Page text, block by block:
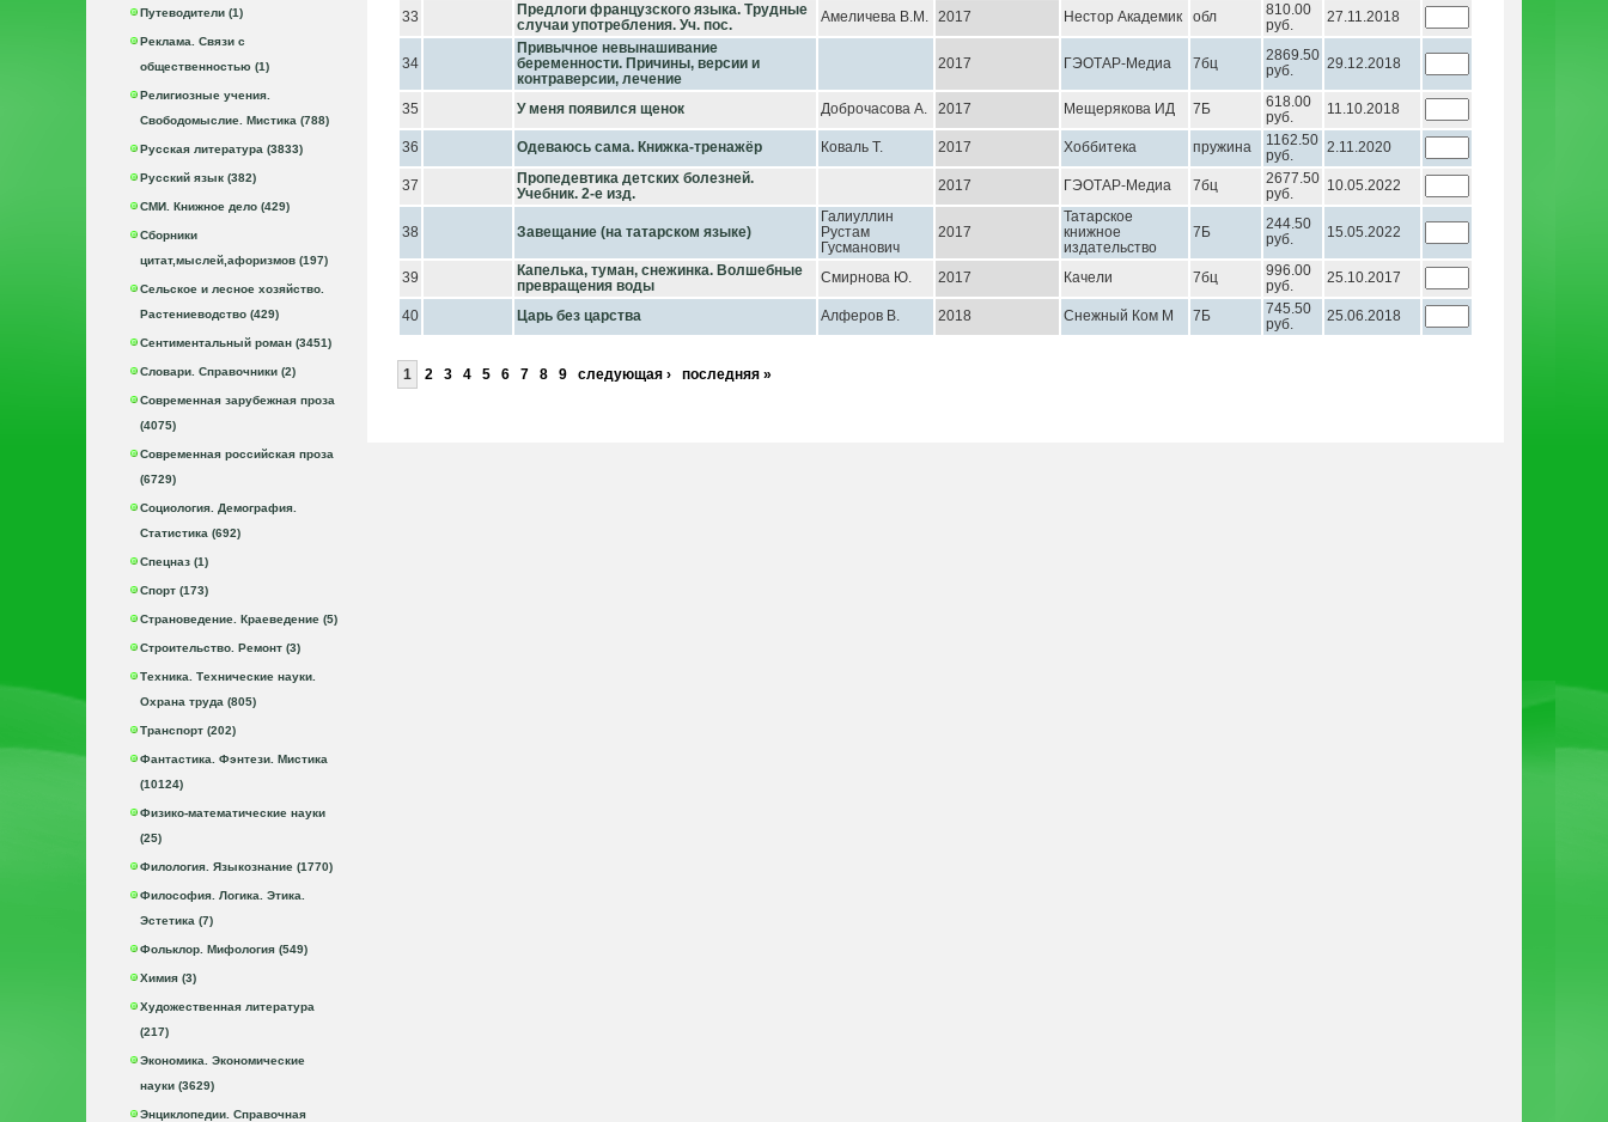
Путеводители (1)
Реклама. Связи с
общественностью (1)
Религиозные учения.
Свободомыслие. Мистика (788)
Русская литература (3833)
Русский язык (382)
СМИ. Книжное дело (429)
Сборники
цитат,мыслей,афоризмов (197)
Сельское и лесное хозяйство.
Растениеводство (429)
Сентиментальный роман (3451)
Словари. Справочники (2)
Современная зарубежная проза
(4075)
Современная российская проза
(6729)
Социология. Демография.
Статистика (692)
Спецназ (1)
Спорт (173)
Страноведение. Краеведение (5)
Строительство. Ремонт (3)
Техника. Технические науки.
Охрана труда (805)
Транспорт (202)
Фантастика. Фэнтези. Мистика
(10124)
Физико-математические науки
(25)
Филология. Языкознание (1770)
Философия. Логика. Этика.
Эстетика (7)
Фольклор. Мифология (549)
Химия (3)
Художественная литература
(217)
Экономика. Экономические
науки (3629)
Энциклопедии. Справочная
33
Предлоги французского языка. Трудные
случаи употребления. Уч. пос.
Амеличева В.М. 2017 Нестор Академик обл
810.00
руб.
27.11.2018
34
Привычное невынашивание
беременности. Причины, версии и
контраверсии, лечение
2017 ГЭОТАР-Медиа 7бц
2869.50
руб.
29.12.2018
35 У меня появился щенок Доброчасова А. 2017 Мещерякова ИД 7Б
618.00
руб.
11.10.2018
36 Одеваюсь сама. Книжка-тренажёр Коваль Т. 2017 Хоббитека пружина
1162.50
руб.
2.11.2020
37
Пропедевтика детских болезней.
Учебник. 2-е изд.
2017 ГЭОТАР-Медиа 7бц
2677.50
руб.
10.05.2022
38 Завещание (на татарском языке)
Галиуллин
Рустам
Гусманович
2017
Татарское
книжное
издательство
7Б
244.50
руб.
15.05.2022
39
Капелька, туман, снежинка. Волшебные
превращения воды
Смирнова Ю. 2017 Качели 7бц
996.00
руб.
25.10.2017
40 Царь без царства Алферов В. 2018 Снежный Ком М 7Б
745.50
руб.
25.06.2018
1 2 3 4 5 6 7 8 9 следующая › последняя »